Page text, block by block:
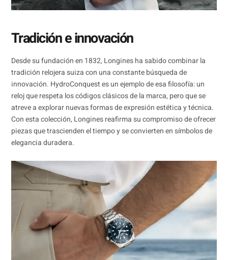
Tradición e innovación
Desde su fundación en 1832, Longines ha sabido combinar la
tradición relojera suiza con una constante búsqueda de
innovación. HydroConquest es un ejemplo de esa filosofía: un
reloj que respeta los códigos clásicos de la marca, pero que se
atreve a explorar nuevas formas de expresión estética y técnica.
Con esta colección, Longines reafirma su compromiso de ofrecer
piezas que trascienden el tiempo y se convierten en símbolos de
elegancia duradera.